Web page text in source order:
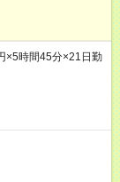
×5時間45分×21日勤